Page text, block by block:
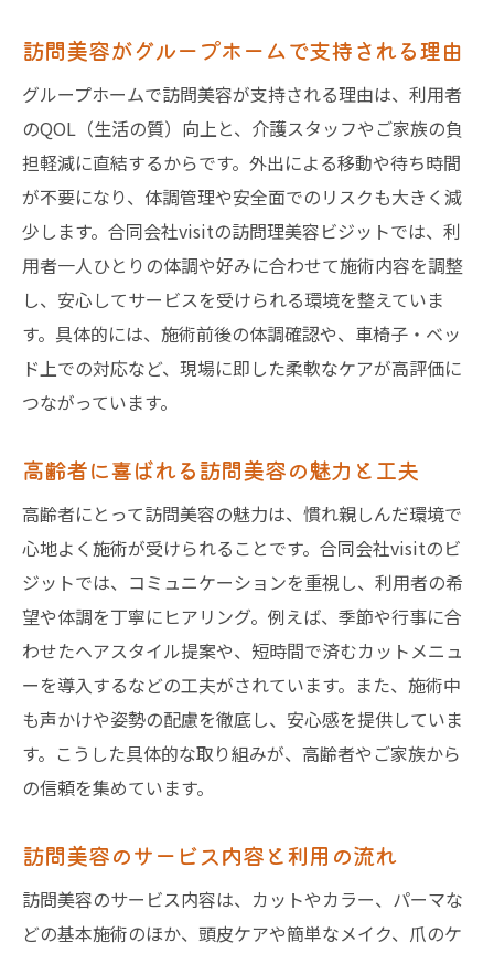
訪問美容による介護負担の軽減を目指して
個人料金の相談も可能な訪問美容の特徴
出張美容師との違いを分かりやすく解説
訪問理美容ビジットがおすすめされる理由
訪問理美容ビジットならではの安心と信頼
千葉県グループホームで選ばれる理由とは
訪問美容サービスの専門スタッフが対応
ビジットの訪問美容サービスが高評価の理
由
利用者の声にみるビジットの魅力と強み
大切な家族に選ばれる訪問美容の安心感
訪問美容が大切な家族に選ばれる理由
千葉県のグループホームで安心できるケア
訪問美容師の資格と信頼性チェックポイン
訪問美容サービスで叶える家族の笑顔
安心感を重視した訪問美容サービスの選び
方
訪問美容の口コミやレビューを活用する方
グループホーム利用者のQOL向上と訪問美容
訪問美容がQOL向上に与える具体的効果
グループホーム利用者が感じる変化とは
訪問美容がグループホームで支持される理由
グループホームで訪問美容が支持される理由は、利用者
のQOL（生活の質）向上と、介護スタッフやご家族の負
担軽減に直結するからです。外出による移動や待ち時間
が不要になり、体調管理や安全面でのリスクも大きく減
少します。合同会社visitの訪問理美容ビジットでは、利
用者一人ひとりの体調や好みに合わせて施術内容を調整
し、安心してサービスを受けられる環境を整えていま
す。具体的には、施術前後の体調確認や、車椅子・ベッ
ド上での対応など、現場に即した柔軟なケアが高評価に
つながっています。
高齢者に喜ばれる訪問美容の魅力と工夫
高齢者にとって訪問美容の魅力は、慣れ親しんだ環境で
心地よく施術が受けられることです。合同会社visitのビ
ジットでは、コミュニケーションを重視し、利用者の希
望や体調を丁寧にヒアリング。例えば、季節や行事に合
わせたヘアスタイル提案や、短時間で済むカットメニュ
ーを導入するなどの工夫がされています。また、施術中
も声かけや姿勢の配慮を徹底し、安心感を提供していま
す。こうした具体的な取り組みが、高齢者やご家族から
の信頼を集めています。
訪問美容のサービス内容と利用の流れ
訪問美容のサービス内容は、カットやカラー、パーマな
どの基本施術のほか、頭皮ケアや簡単なメイク、爪のケ